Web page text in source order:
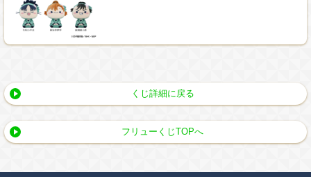
くじ詳細に戻る
フリューくじTOPへ